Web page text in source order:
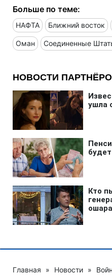
Больше по теме:
НАФТА Ближний восток
Оман Соединенные
Главная » Новости »